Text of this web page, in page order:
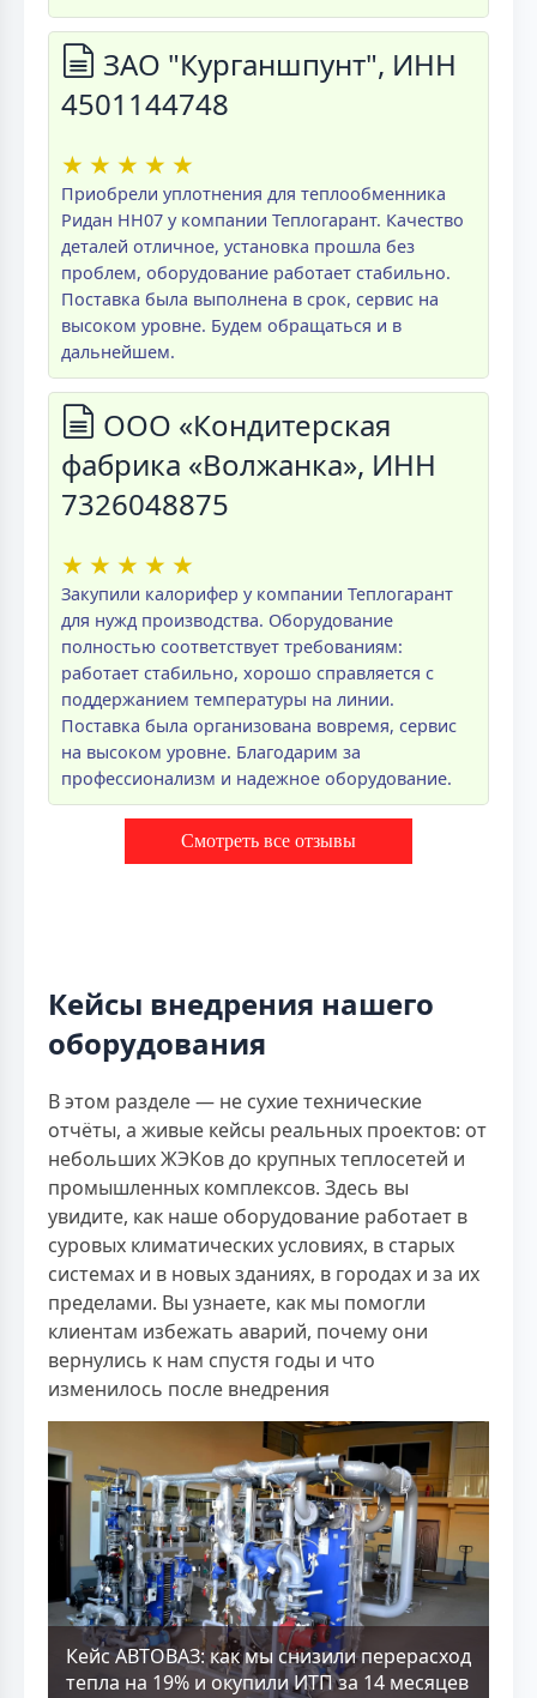
ЗАО "Курганшпунт", ИНН
4501144748
★ ★ ★ ★ ★
Приобрели уплотнения для теплообменника
Ридан НН07 у компании Теплогарант. Качество
деталей отличное, установка прошла без
проблем, оборудование работает стабильно.
Поставка была выполнена в срок, сервис на
высоком уровне. Будем обращаться и в
дальнейшем.
ООО «Кондитерская
фабрика «Волжанка», ИНН
7326048875
★ ★ ★ ★ ★
Закупили калорифер у компании Теплогарант
для нужд производства. Оборудование
полностью соответствует требованиям:
работает стабильно, хорошо справляется с
поддержанием температуры на линии.
Поставка была организована вовремя, сервис
на высоком уровне. Благодарим за
профессионализм и надежное оборудование.
Смотреть все отзывы
Кейсы внедрения нашего
оборудования
В этом разделе — не сухие технические
отчёты, а живые кейсы реальных проектов: от
небольших ЖЭКов до крупных теплосетей и
промышленных комплексов. Здесь вы
увидите, как наше оборудование работает в
суровых климатических условиях, в старых
системах и в новых зданиях, в городах и за их
пределами. Вы узнаете, как мы помогли
клиентам избежать аварий, почему они
вернулись к нам спустя годы и что
изменилось после внедрения
Кейс АВТОВАЗ: как мы снизили перерасход
тепла на 19% и окупили ИТП за 14 месяцев